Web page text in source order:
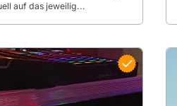
auf das jeweilig...